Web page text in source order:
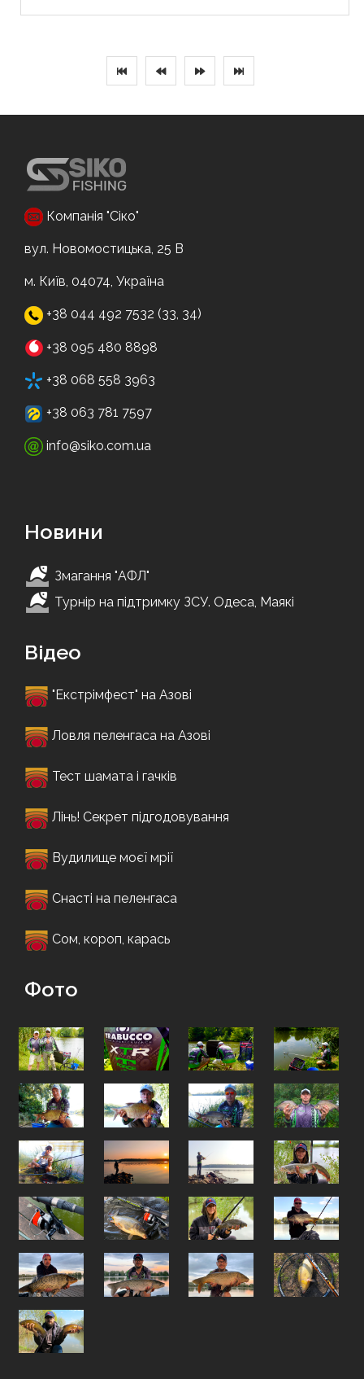
Компанія "Сіко"
вул. Новомостицька, 25 В
м. Київ, 04074, Україна
+38 044 492 7532 (33, 34)
+38 095 480 8898
+38 068 558 3963
+38 063 781 7597
info@siko.com.ua
Новини
Змагання "АФЛ"
Турнір на підтримку ЗСУ. Одеса, Маякі
Відео
"Екстрімфест" на Азові
Ловля пеленгаса на Азові
Тест шамата і гачків
Лінь! Секрет підгодовування
Вудилище моєї мрії
Снасті на пеленгаса
Сом, короп, карась
Фото